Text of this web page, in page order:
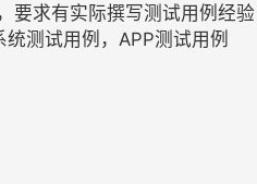
要求有实际撰写测试用例经验
统测试用例，APP测试用例